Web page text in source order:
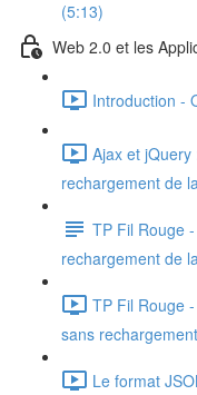
(5:13)
Web 2.0 et les
Introduction -
Ajax et
rechargement de
TP Fil Rouge
rechargement de
TP Fil Rouge
sans
Le format